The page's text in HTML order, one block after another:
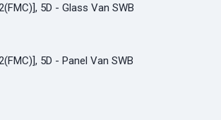
5D - Glass Van SWB
5D - Panel Van SWB